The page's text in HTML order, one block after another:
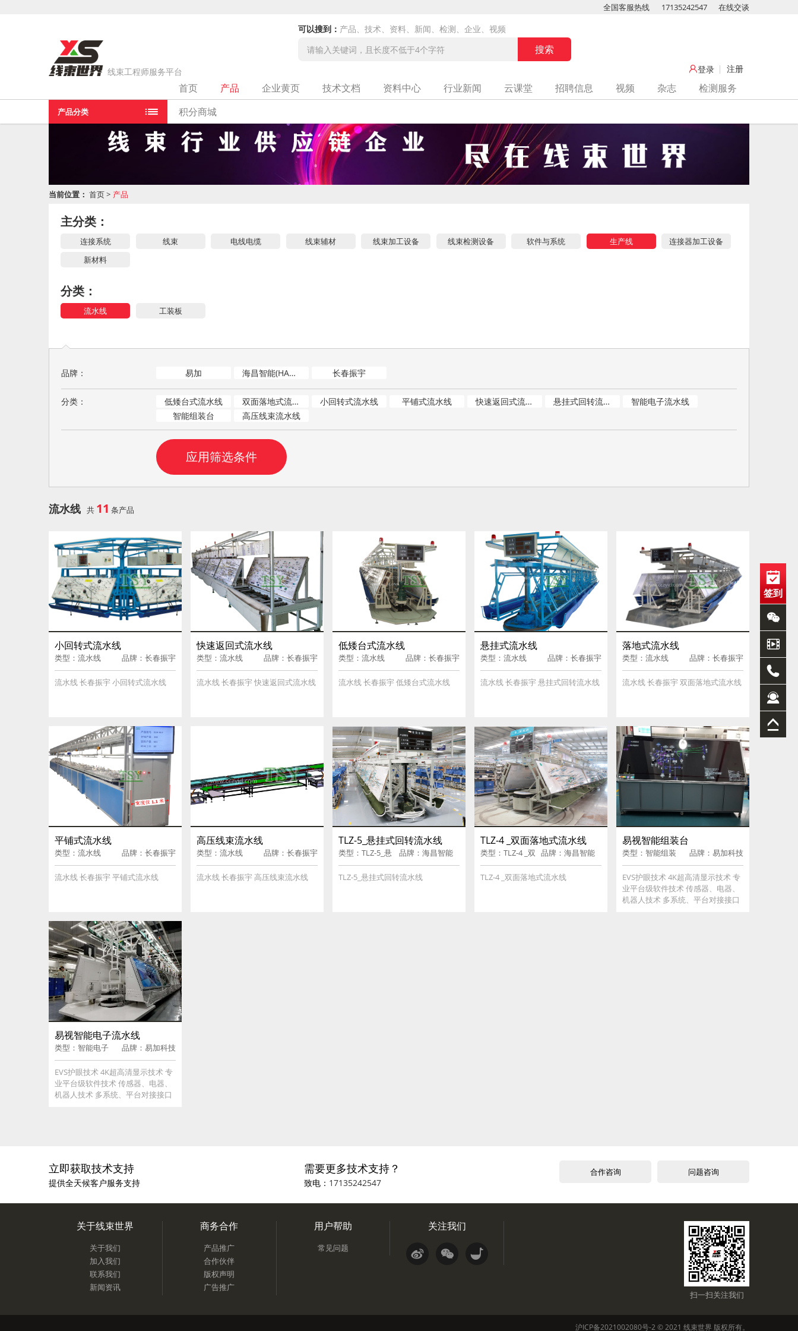
线束工程师服务平台
可以搜到： 产品、技术、资料、新闻、检测、企业、视频
全国客服热线 17135242547 在线交谈
登录 注册
产品分类
首页 产品 企业黄页 技术文档 资料中心 行业新闻 云课堂 招聘信息 视频 杂志
检测服务
积分商城
当前位置： 首页> 产品
主分类：
连接系统 线束 电线电缆 线束辅材 线束加工设备 线束检测设备 软件与系统 生产线
连接器加工设备
新材料
分类：
流水线 工装板
品牌： 易加 海昌智能(HACINT) 长春振宇
分类： 低矮台式流水线 双面落地式流水线 小回转式流水线 平铺式流水线 快速返回式流水线 悬挂式回转流水线
智能电子流水线
智能组装台
高压线束流水线
流水线 共 11 条产品
小回转式流水线
类型：流水线 品牌：长春振宇
流水线 长春振宇 小回转式流水线
快速返回式流水线
类型：流水线 品牌：长春振宇
流水线 长春振宇 快速返回式流水线
低矮台式流水线
类型：流水线 品牌：长春振宇
流水线 长春振宇 低矮台式流水线
悬挂式流水线
类型：流水线 品牌：长春振宇
流水线 长春振宇 悬挂式回转流水线
落地式流水线
类型：流水线 品牌：长春振宇
流水线 长春振宇 双面落地式流水线
平铺式流水线
类型：流水线 品牌：长春振宇
流水线 长春振宇 平铺式流水线
高压线束流水线
类型：流水线 品牌：长春振宇
流水线 长春振宇 高压线束流水线
TLZ-5_悬挂式回转流水线
类型：TLZ-5_悬
挂式回转流水线
品牌：海昌智能
(HACINT)
TLZ-5_悬挂式回转流水线
TLZ-4 _双面落地式流水线
类型：TLZ-4 _双
面落地式流水线
品牌：海昌智能
(HACINT)
TLZ-4 _双面落地式流水线
易视智能组装台
类型：智能组装
台
品牌：易加科技
EVS护眼技术 4K超高清显示技术 专
业平台级软件技术 传感器、电器、
机器人技术 多系统、平台对接接口
易视智能电子流水线
类型：智能电子
流水线
品牌：易加科技
EVS护眼技术 4K超高清显示技术 专
业平台级软件技术 传感器、电器、
机器人技术 多系统、平台对接接口
立即获取技术支持
提供全天候客户服务支持
需要更多技术支持？
致电： 17135242547
合作咨询 问题咨询
关于线束世界
关于我们
加入我们
联系我们
新闻资讯
商务合作
产品推广
合作伙伴
版权声明
广告推广
用户帮助
常见问题
关注我们
扫一扫关注我们
沪ICP备2021002080号-2 © 2021 线束世界 版权所有。
签到